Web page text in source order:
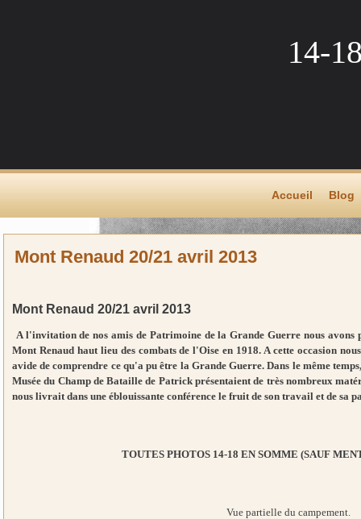
14-
Accueil Blog
Mont Renaud 20/21 avril 2013
Mont Renaud 20/21 avril 2013
A l'invitation de nos amis de Patrimoine de la Grande Guerre nous avons
Mont Renaud haut lieu des combats de l'Oise en 1918. A cette occasion
avide de comprendre ce qu'a pu être la Grande Guerre. Dans le même
Musée du Champ de Bataille de Patrick présentaient de très nombreux
nous livrait dans une éblouissante conférence le fruit de son travail et de sa
TOUTES PHOTOS 14-18 EN SOMME (SAUF
Vue partielle du campement.